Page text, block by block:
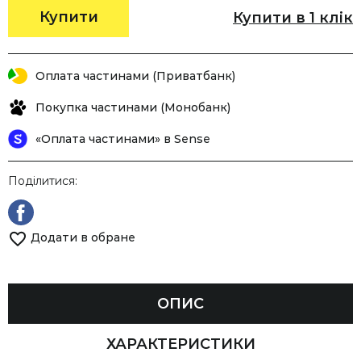
Купити Купити в 1 клік
Оплата частинами (Приватбанк)
Покупка частинами (Монобанк)
«Оплата частинами» в Sense
Поділитися:
Додати в обране
ОПИС
ХАРАКТЕРИСТИКИ